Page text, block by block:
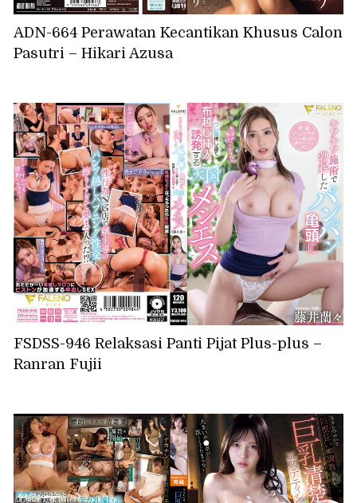
ADN-664 Perawatan Kecantikan Khusus Calon
Pasutri – Hikari Azusa
FSDSS-946 Relaksasi Panti Pijat Plus-plus –
Ranran Fujii